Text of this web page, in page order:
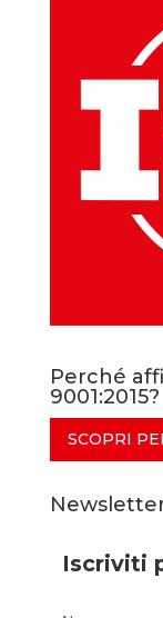
Perché
9001:2015?
SCOPRI
Iscriviti